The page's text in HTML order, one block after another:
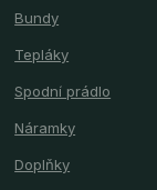
Bundy
Tepláky
Spodní prádlo
Náramky
Doplňky